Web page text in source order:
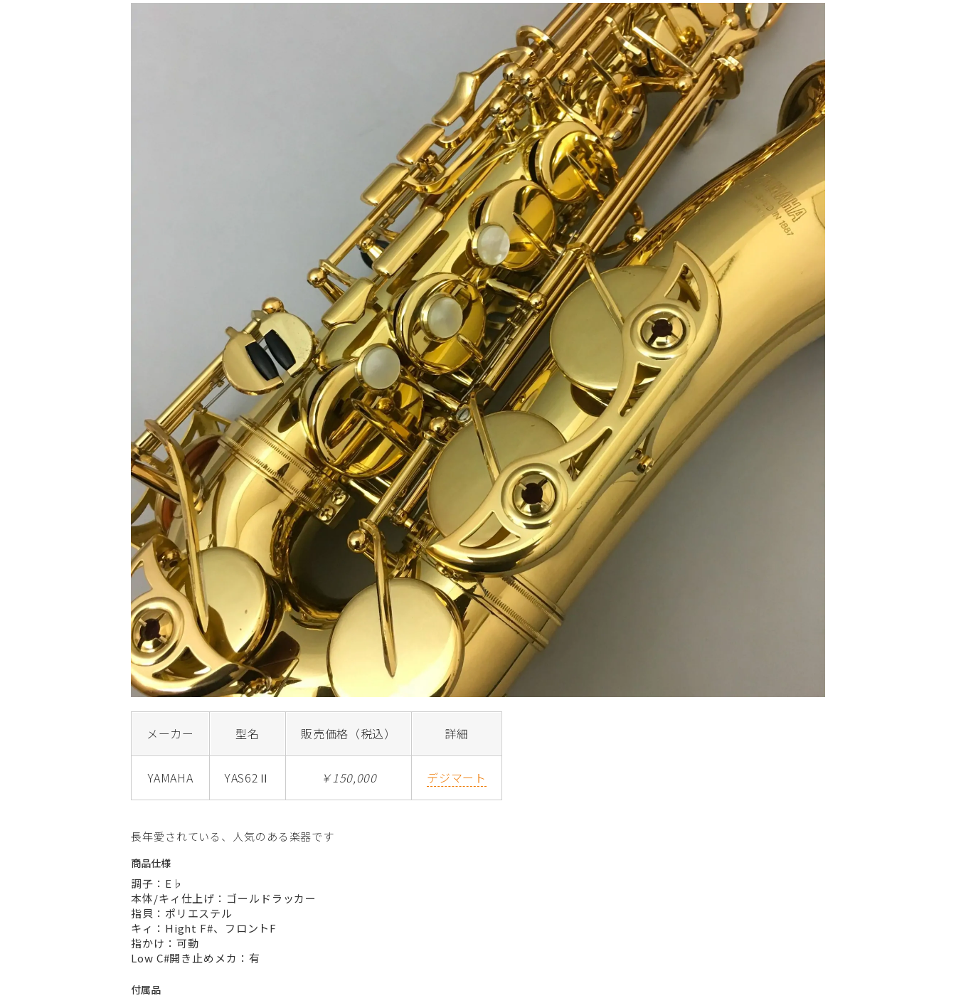
メーカー 型名 販売価格（税込） 詳細
YAMAHA YAS62Ⅱ ￥150,000 デジマート
長年愛されている、人気のある楽器です
商品仕様
調子：E♭
本体/キィ仕上げ：ゴールドラッカー
指貝：ポリエステル
キィ：Hight F#、フロントF
指かけ：可動
Low C#開き止めメカ：有
付属品